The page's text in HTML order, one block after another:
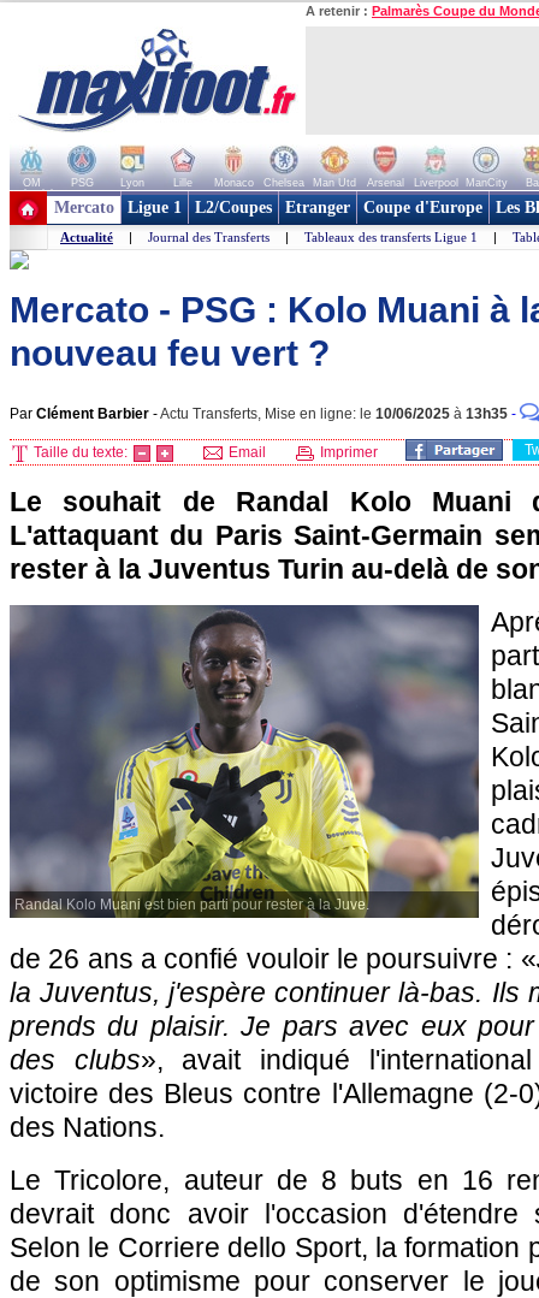
A retenir : Palmarès Coupe du
OM PSG Lyon Lille Monaco Chelsea Man Utd Arsenal Liverpool ManCity
+ de clubs
Mercato Ligue 1 L2/Coupes Etranger Coupe d'Europe Les
Actualité | Journal des Transferts | Tableaux des transferts Ligue 1 |
Mercato - PSG : Kolo Muani à
nouveau feu vert ?
Par Clément Barbier -Actu Transferts, Mise en ligne: le 10/06/2025 à 13h35 -
Taille du texte: Email Imprimer
Le souhait de Randal Kolo Muani
L'attaquant du Paris Saint-Germain
rester à la Juventus Turin au-delà de
Randal Kolo Muani est bien parti pour rester à la Juve.
de 26 ans a confié vouloir le poursuivre : «
la Juventus, j'espère continuer là-bas. Ils
prends du plaisir. Je pars avec eux
des clubs», avait indiqué
victoire des Bleus contre l'Allemagne (2-
des Nations.
Le Tricolore, auteur de 8 buts en 16
devrait donc avoir l'occasion
Selon le Corriere dello Sport, la formation
de son optimisme pour conserver le